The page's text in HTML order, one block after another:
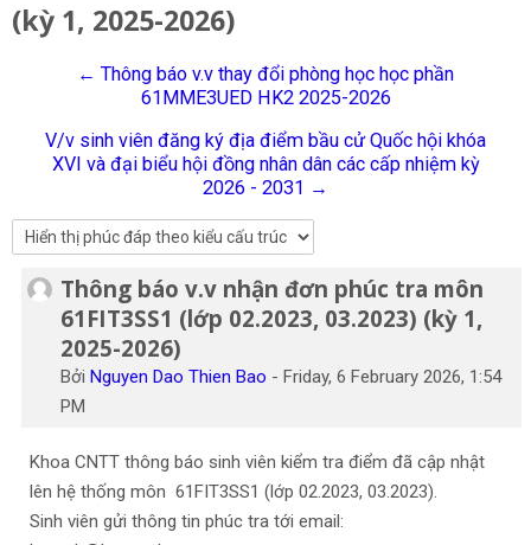
Tiếng Việt
Tìm
kiếm
khoá
học
(kỳ 1, 2025-2026)
← Thông báo v.v thay đổi phòng học học phần
61MME3UED HK2 2025-2026
V/v sinh viên đăng ký địa điểm bầu cử Quốc hội khóa
XVI và đại biểu hội đồng nhân dân các cấp nhiệm kỳ
2026 - 2031 →
Thông báo v.v nhận đơn phúc tra môn
61FIT3SS1 (lớp 02.2023, 03.2023) (kỳ 1,
2025-2026)
Bởi Nguyen Dao Thien Bao - Friday, 6 February 2026, 1:54
PM
Số lượng các câu trả lời: 0
Khoa CNTT thông báo sinh viên kiểm tra điểm đã cập nhật
lên hệ thống môn 61FIT3SS1 (lớp 02.2023, 03.2023).
Sinh viên gửi thông tin phúc tra tới email: